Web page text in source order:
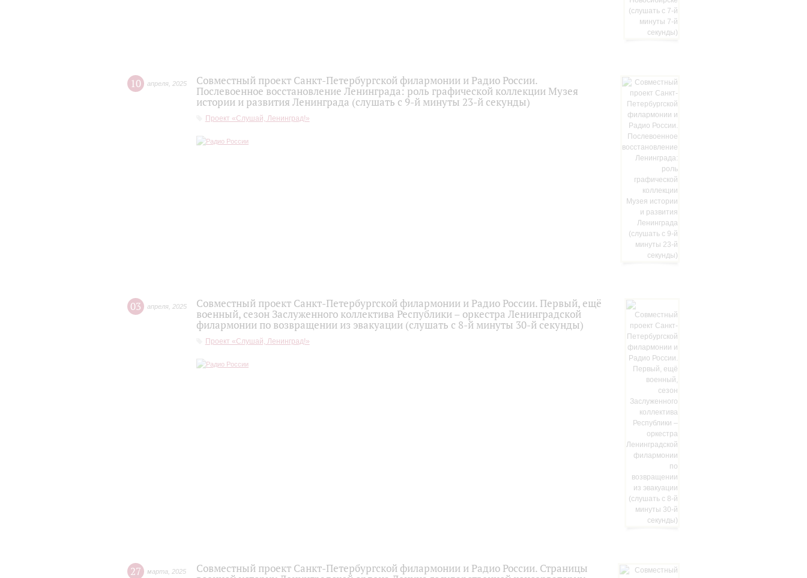
10 апреля 2025
Совместный проект Санкт-Петербургской филармонии и Радио России.
Послевоенное восстановление Ленинграда: роль графической коллекции Музея
истории и развития Ленинграда (слушать с 9-й минуты 23-й секунды)
Проект «Слушай, Ленинград!»
03 апреля 2025
Совместный проект Санкт-Петербургской филармонии и Радио России. Первый, ещё
военный, сезон Заслуженного коллектива Республики – оркестра Ленинградской
филармонии по возвращении из эвакуации (слушать с 8-й минуты 30-й секунды)
Проект «Слушай, Ленинград!»
27 марта 2025
Совместный проект Санкт-Петербургской филармонии и Радио России. Страницы